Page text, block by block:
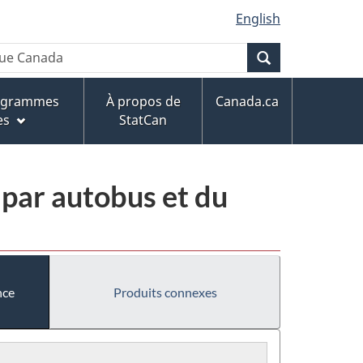
English
À propos de
StatCan
Canada.ca
autobus et du
Produits connexes